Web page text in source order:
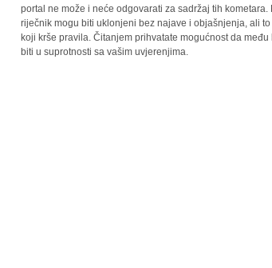
portal ne može i neće odgovarati za sadržaj tih
riječnik mogu biti uklonjeni bez najave i objašnjenja, ali
koji krše pravila. Čitanjem prihvatate mogućnost da
biti u suprotnosti sa vašim uvjerenjima.